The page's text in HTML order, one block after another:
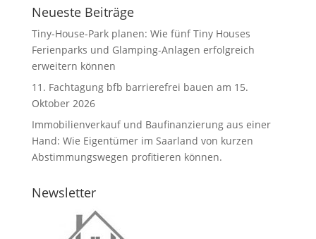
Neueste Beiträge
Tiny-House-Park planen: Wie fünf Tiny Houses
Ferienparks und Glamping-Anlagen erfolgreich
erweitern können
11. Fachtagung bfb barrierefrei bauen am 15.
Oktober 2026
Immobilienverkauf und Baufinanzierung aus einer
Hand: Wie Eigentümer im Saarland von kurzen
Abstimmungswegen profitieren können.
Newsletter